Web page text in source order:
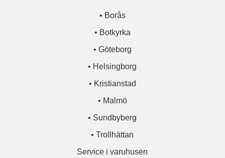
• Borås
• Botkyrka
• Göteborg
• Helsingborg
• Kristianstad
• Malmö
• Sundbyberg
• Trollhättan
Service i varuhusen